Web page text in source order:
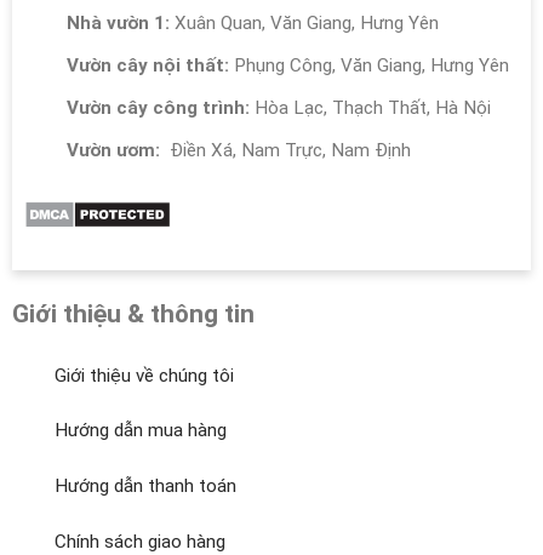
Nhà vườn 1: Xuân Quan, Văn Giang, Hưng Yên
Vườn cây nội thất: Phụng Công, Văn Giang, Hưng Yên
Vườn cây công trình: Hòa Lạc, Thạch Thất, Hà Nội
Vườn ươm: Điền Xá, Nam Trực, Nam Định
Giới thiệu & thông tin
Giới thiệu về chúng tôi
Hướng dẫn mua hàng
Hướng dẫn thanh toán
Chính sách giao hàng